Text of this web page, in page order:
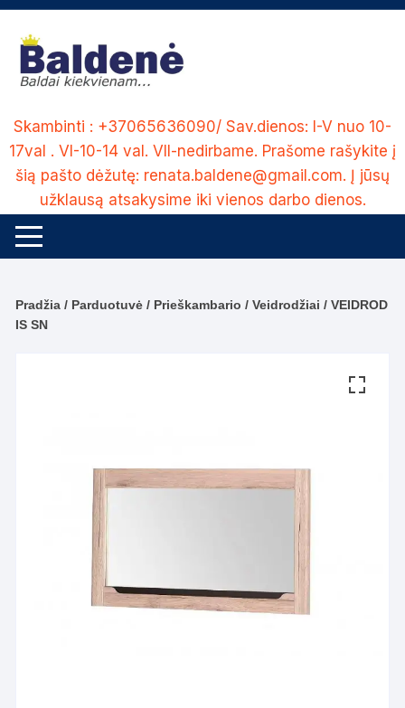
Skip
content
Skambinti : +37065636090/ Sav.dienos: I-V nuo 10-
17val . VI-10-14 val. VII-nedirbame. Prašome rašykite į
šią pašto dėžutę: renata.baldene@gmail.com. Į jūsų
užklausą atsakysime iki vienos darbo dienos.
Pradžia / Parduotuvė / Prieškambario /Veidrodžiai / VEIDROD
IS SN